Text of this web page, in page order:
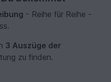
- Reihe für Reihe -
3 Auszüge der
zu finden.